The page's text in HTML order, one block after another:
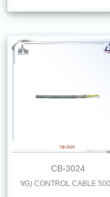
CB-3024
CONTROL CABLE 500 M. /
LiYCY 3 x 0.5